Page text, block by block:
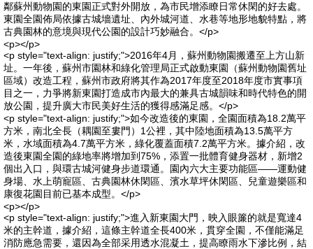
鄰蘇州動物園的東園正式對外開放，為市民增添瞭日常休閑的好去處。
東園全園佈局依據古城墻遺址、內外城河道、水巷等地形地貌特點，將
古典園林的意境與現代公園的設計巧妙融合。</p>
<p></p>
<p style="text-align: justify;">2016年4月，蘇州動物園搬遷至上方山新
址。一年後，蘇州市園林和綠化管理局正式啟動東園（蘇州動物園舊址
區域）改造工程，蘇州市政府將其作為2017年度至2018年度市實事項
目之一，力爭將新東園打造成市內最大的兼具古城韻味和時代特色的開
放公園，提升廣大市民美好生活的獲得感滿足感。</p>
<p style="text-align: justify;">如今改造後的東園，全園面積為18.2萬平
方米，南北全長（耦園至婁門）1公裡，其中陸地面積為13.5萬平方
米，水域面積為4.7萬平方米，綠化覆蓋面積7.2萬平方米。據介紹，改
造後東園全園的綠地率將增加到75%，添置一批體育健身器材，新增2
個出入口，與環古城河健身步道環通。園內六大主要功能區——運動健
身場、水上萌寵區、古典園林休閑區、濱水草坪休閑區、兒童遊樂區和
康復花園目前已基本成型。</p>
<p></p>
<p style="text-align: justify;">進入新東園大門，映入眼簾的就是寬達4
米的主幹道，據介紹，這條主幹道全長400米，貫穿全園，不僅能滿足
消防應急需要，還因為全部采用透水混凝土，提高瞭雨水下滲比例，結